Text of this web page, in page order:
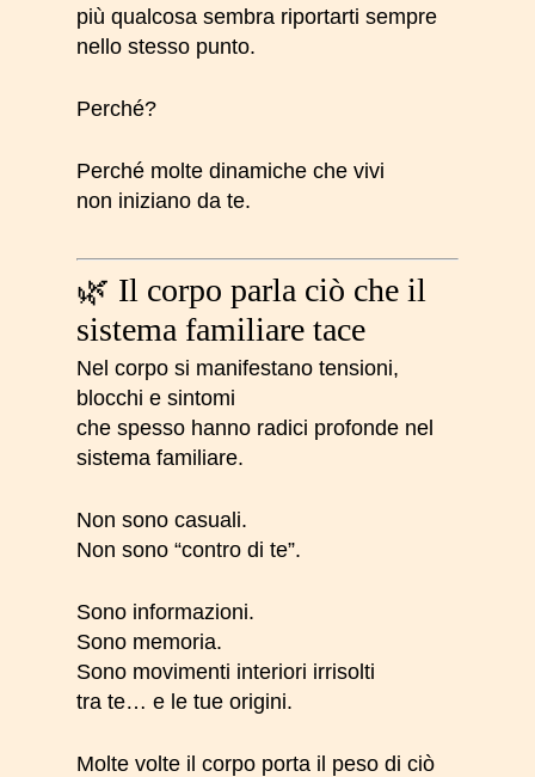
più qualcosa sembra riportarti sempre
nello stesso punto.
Perché?
Perché molte dinamiche che vivi
non iniziano da te.
🌿 Il corpo parla ciò che il
sistema familiare tace
Nel corpo si manifestano tensioni,
blocchi e sintomi
che spesso hanno radici profonde nel
sistema familiare.
Non sono casuali.
Non sono “contro di te”.
Sono informazioni.
Sono memoria.
Sono movimenti interiori irrisolti
tra te… e le tue origini.
Molte volte il corpo porta il peso di ciò